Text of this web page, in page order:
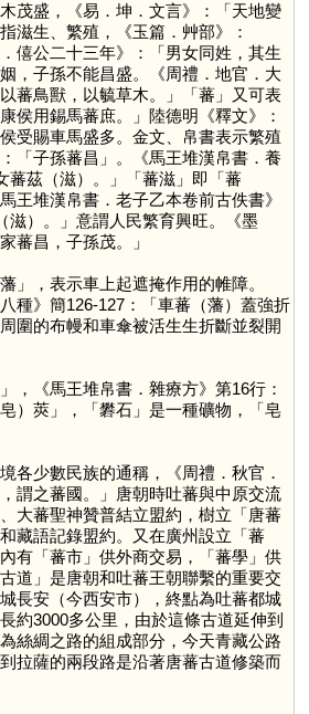
茂盛，《易．坤．文言》：「天地變
滋生、繁殖，《玉篇．艸部》：
僖公二十三年》：「男女同姓，其生
，子孫不能昌盛。《周禮．地官．大
蕃鳥獸，以毓草木。」「蕃」又可表
侯用錫馬蕃庶。」陸德明《釋文》：
受賜車馬盛多。金文、帛書表示繁殖
「子孫蕃昌」。《馬王堆漢帛書．養
蕃茲（滋）。」「蕃滋」即「蕃
王堆漢帛書．老子乙本卷前古佚書》
滋）。」意謂人民繁育興旺。《墨
蕃昌，子孫茂。」
藩」，表示車上起遮掩作用的帷障。
種》簡126-127：「車蕃（藩）蓋強折
圍的布幔和車傘被活生生折斷並裂開
」，《馬王堆帛書．雜療方》第16行：
）莢」，「礬石」是一種礦物，「皂
各少數民族的通稱，《周禮．秋官．
謂之蕃國。」唐朝時吐蕃與中原交流
大蕃聖神贊普結立盟約，樹立「唐蕃
藏語記錄盟約。又在廣州設立「蕃
有「蕃市」供外商交易，「蕃學」供
道」是唐朝和吐蕃王朝聯繫的重要交
長安（今西安市），終點為吐蕃都城
約3000多公里，由於這條古道延伸到
絲綢之路的組成部分，今天青藏公路
拉薩的兩段路是沿著唐蕃古道修築而